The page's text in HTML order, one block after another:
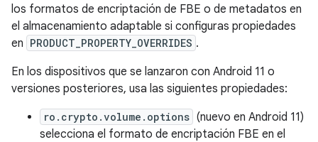
los formatos de encriptación de FBE o de metadatos en
el almacenamiento adaptable si configuras propiedades
en PRODUCT_PROPERTY_OVERRIDES .
En los dispositivos que se lanzaron con Android 11 o
versiones posteriores, usa las siguientes propiedades:
ro.crypto.volume.options (nuevo en Android 11)
selecciona el formato de encriptación FBE en el